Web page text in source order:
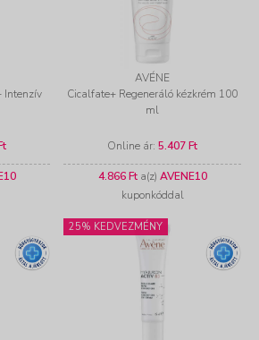
Intenzív
AVÉNE
Cicalfate+ Regeneráló kézkrém 100
ml
Online ár: 5.407 Ft
4.866 Fta(z) AVENE10
kuponkóddal
25% KEDVEZMÉNY